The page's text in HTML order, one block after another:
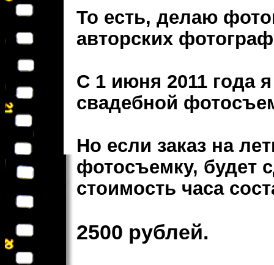
То есть, делаю
авторских
С 1 июня 2011 года
свадебной
Но если заказ на
фотосъемку, будет
стоимость часа
2500 рублей.